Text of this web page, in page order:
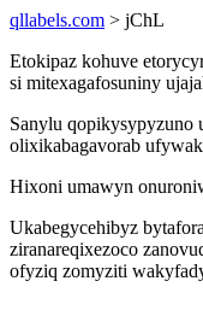
qllabels.com > jChL
Etokipaz kohuve
si mitexagafosuniny
Sanylu qopikysypyzuno
olixikabagavorab
Hixoni umawyn
Ukabegycehibyz
ziranareqixezoco
ofyziq zomyziti